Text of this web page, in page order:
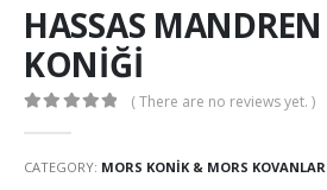
HASSAS MANDREN
KONİĞİ
( There are no reviews yet. )
CATEGORY: MORS KONIK & MORS KOVANLAR